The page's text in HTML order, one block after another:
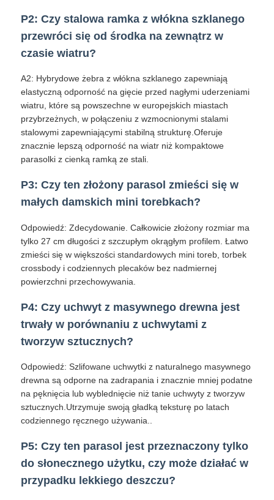
P2: Czy stalowa ramka z włókna szklanego
przewróci się od środka na zewnątrz w
czasie wiatru?
A2: Hybrydowe żebra z włókna szklanego zapewniają
elastyczną odporność na gięcie przed nagłymi uderzeniami
wiatru, które są powszechne w europejskich miastach
przybrzeżnych, w połączeniu z wzmocnionymi stalami
stalowymi zapewniającymi stabilną strukturę.Oferuje
znacznie lepszą odporność na wiatr niż kompaktowe
parasolki z cienką ramką ze stali.
P3: Czy ten złożony parasol zmieści się w
małych damskich mini torebkach?
Odpowiedź: Zdecydowanie. Całkowicie złożony rozmiar ma
tylko 27 cm długości z szczupłym okrągłym profilem. Łatwo
zmieści się w większości standardowych mini toreb, torbek
crossbody i codziennych plecaków bez nadmiernej
powierzchni przechowywania.
P4: Czy uchwyt z masywnego drewna jest
trwały w porównaniu z uchwytami z
tworzyw sztucznych?
Odpowiedź: Szlifowane uchwytki z naturalnego masywnego
drewna są odporne na zadrapania i znacznie mniej podatne
na pęknięcia lub wyblednięcie niż tanie uchwyty z tworzyw
sztucznych.Utrzymuje swoją gładką teksturę po latach
codziennego ręcznego używania..
P5: Czy ten parasol jest przeznaczony tylko
do słonecznego użytku, czy może działać w
przypadku lekkiego deszczu?